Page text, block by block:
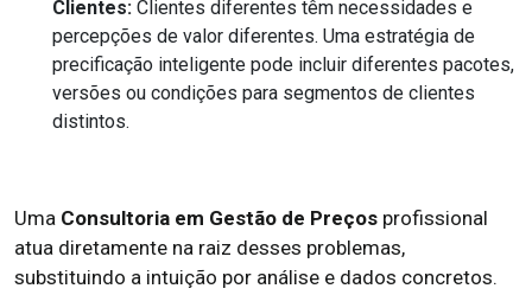
Clientes: Clientes diferentes têm necessidades e
percepções de valor diferentes. Uma estratégia de
precificação inteligente pode incluir diferentes pacotes,
versões ou condições para segmentos de clientes
distintos.
Uma Consultoria em Gestão de Preços profissional
atua diretamente na raiz desses problemas,
substituindo a intuição por análise e dados concretos.